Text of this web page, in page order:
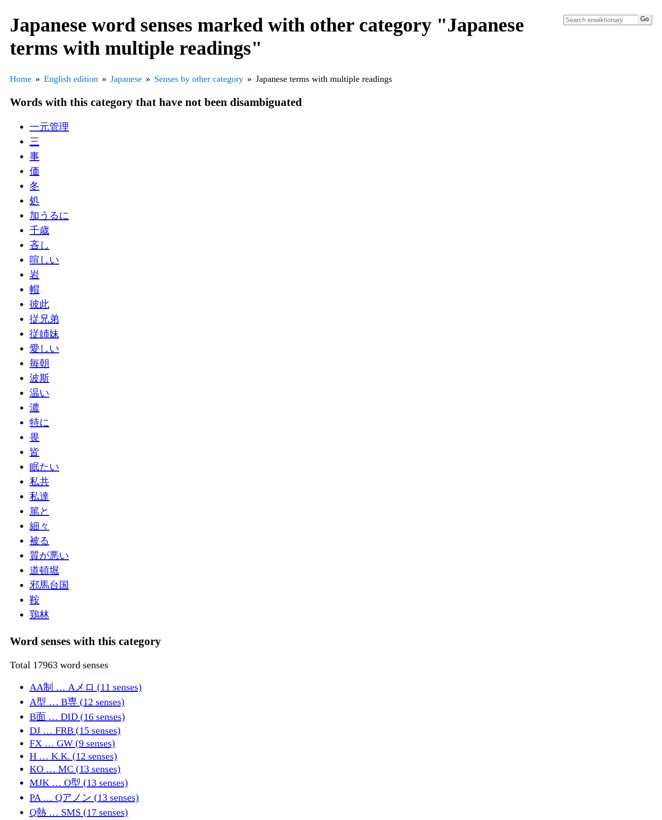
Japanese word senses marked with other category "Japanese
terms with multiple readings"
Home English edition Japanese Senses by other category Japanese terms with multiple readings
Words with this category that have not been disambiguated
一元管理
三
事
価
冬
処
加うるに
千歳
吝し
喧しい
岩
帽
彼此
従兄弟
従姉妹
愛しい
毎朝
波斯
温い
濃
特に
畏
皆
眠たい
私共
私達
篤と
細々
被る
質が悪い
道頓堀
邪馬台国
鞍
鶏林
Word senses with this category
Total 17963 word senses
AA制 … Aメロ (11 senses)
A型 … B専 (12 senses)
B面 … DID (16 senses)
DJ … FRB (15 senses)
FX … GW (9 senses)
H … K.K. (12 senses)
KO … MC (13 senses)
MJK … O型 (13 senses)
PA … Qアノン (13 senses)
Q熱 … SMS (17 senses)